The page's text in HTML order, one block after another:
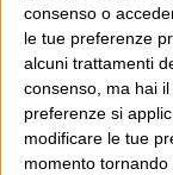
consenso o
le tue preferenze
alcuni trattamenti
consenso, ma hai
preferenze si
modificare le tue
momento
E per i regali di